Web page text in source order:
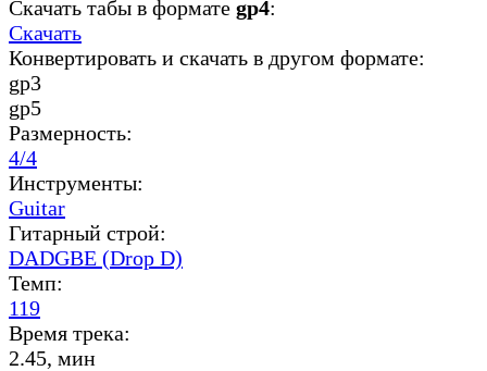
Скачать табы в формате gp4:
Скачать
Конвертировать и скачать в другом формате:
gp3
gp5
Размерность:
4/4
Инструменты:
Guitar
Гитарный строй:
DADGBE (Drop D)
Темп:
119
Время трека:
2.45, мин